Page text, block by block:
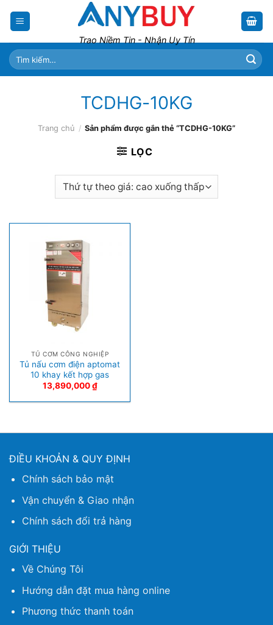
Trao Niềm Tin - Nhận Uy Tín
Tìm
kiếm:
TCDHG-10KG
Trang chủ / Sản phẩm được gắn thẻ “TCDHG-10KG”
LỌC
TỦ CƠM CÔNG NGHIỆP
Tủ nấu cơm điện aptomat
10 khay kết hợp gas
13,890,000₫
ĐIỀU KHOẢN & QUY ĐỊNH
Chính sách bảo mật
Vận chuyển & Giao nhận
Chính sách đổi trả hàng
GIỚI THIỆU
Về Chúng Tôi
Hướng dẫn đặt mua hàng online
Phương thức thanh toán